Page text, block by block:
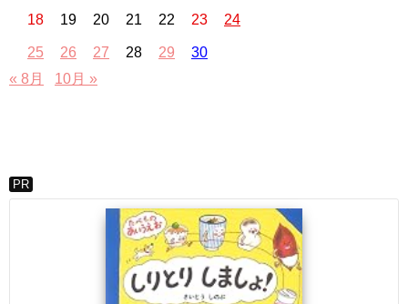
18 19 20 21 22 23 24
25 26 27 28 29
30
« 8月
10月 »
PR